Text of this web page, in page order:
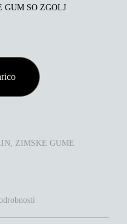
GUM SO ZGOLJ
, ZIMSKE GUME